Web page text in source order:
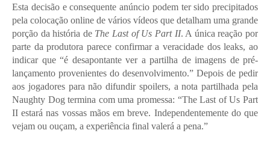
Esta decisão e consequente anúncio podem ter sido precipitados
pela colocação online de vários vídeos que detalham uma grande
porção da história de The Last of Us Part II. A única reação por
parte da produtora parece confirmar a veracidade dos leaks, ao
indicar que “é desapontante ver a partilha de imagens de pré-
lançamento provenientes do desenvolvimento.” Depois de pedir
aos jogadores para não difundir spoilers, a nota partilhada pela
Naughty Dog termina com uma promessa: “The Last of Us Part
II estará nas vossas mãos em breve. Independentemente do que
vejam ou ouçam, a experiência final valerá a pena.”